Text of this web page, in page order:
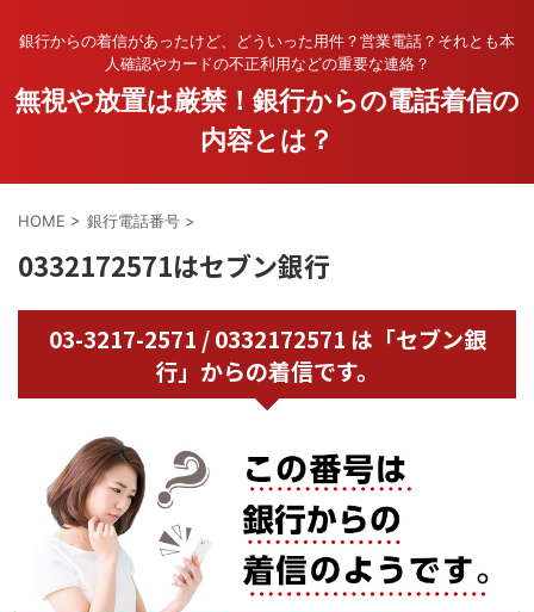
銀行からの着信があったけど、どういった用件？営業電話？それとも本
人確認やカードの不正利用などの重要な連絡？
無視や放置は厳禁！銀行からの電話着信の
内容とは？
HOME > 銀行電話番号 >
0332172571はセブン銀行
03-3217-2571 / 0332172571 は「セブン銀
行」からの着信です。